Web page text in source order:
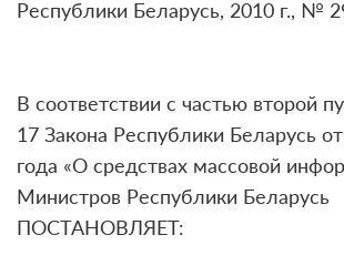
Республики Беларусь, 2010 г., №
В соответствии с частью второй
17 Закона Республики Беларусь
года «О средствах массовой
Министров Республики Беларусь
ПОСТАНОВЛЯЕТ: